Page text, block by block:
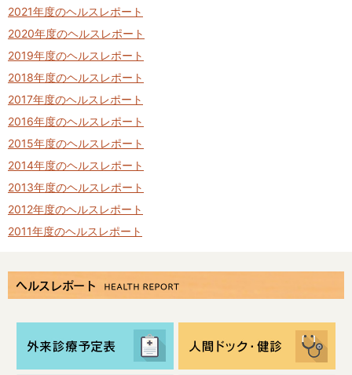
2021年度のヘルスレポート
2020年度のヘルスレポート
2019年度のヘルスレポート
2018年度のヘルスレポート
2017年度のヘルスレポート
2016年度のヘルスレポート
2015年度のヘルスレポート
2014年度のヘルスレポート
2013年度のヘルスレポート
2012年度のヘルスレポート
2011年度のヘルスレポート
ヘルスレポート